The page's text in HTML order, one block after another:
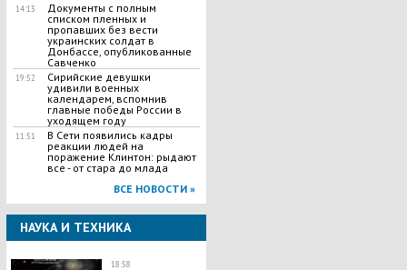
14:13
Документы с полным
списком пленных и
пропавших без вести
украинских солдат в
Донбассе, опубликованные
Савченко
19:52
Сирийские девушки
удивили военных
календарем, вспомнив
главные победы России в
уходящем году
11:51
В Сети появились кадры
реакции людей на
поражение Клинтон: рыдают
все - от стара до млада
ВСЕ НОВОСТИ »
НАУКА И ТЕХНИКА
18:58